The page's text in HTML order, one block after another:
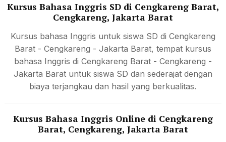
Kursus Bahasa Inggris SD di Cengkareng Barat,
Cengkareng, Jakarta Barat
Kursus bahasa Inggris untuk siswa SD di Cengkareng
Barat - Cengkareng - Jakarta Barat, tempat kursus
bahasa Inggris di Cengkareng Barat - Cengkareng -
Jakarta Barat untuk siswa SD dan sederajat dengan
biaya terjangkau dan hasil yang berkualitas.
Kursus Bahasa Inggris Online di Cengkareng
Barat, Cengkareng, Jakarta Barat